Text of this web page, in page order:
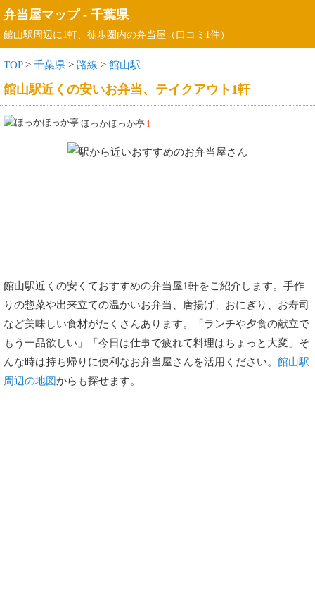
弁当屋マップ- 千葉県
館山駅周辺に1軒、徒歩圏内の弁当屋（口コミ1件）
TOP> 千葉県 > 路線 > 館山駅
館山駅近くの安いお弁当、テイクアウト1軒
ほっかほっか亭 1
館山駅近くの安くておすすめの弁当屋1軒をご紹介します。手作
りの惣菜や出来立ての温かいお弁当、唐揚げ、おにぎり、お寿司
など美味しい食材がたくさんあります。「ランチや夕食の献立で
もう一品欲しい」「今日は仕事で疲れて料理はちょっと大変」そ
んな時は持ち帰りに便利なお弁当屋さんを活用ください。 館山駅
周辺の地図からも探せます。